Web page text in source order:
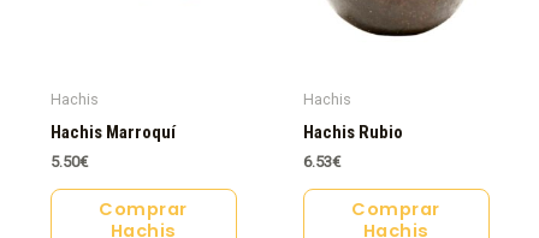
Hachis
Hachis Marroquí
5.50€
Comprar
Hachis
Hachis
Hachis Rubio
6.53€
Comprar
Hachis